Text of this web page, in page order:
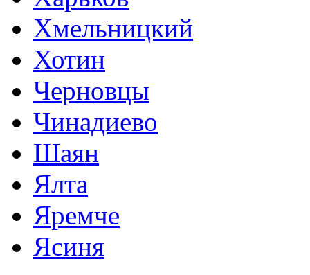
Хмельницкий
Хотин
Черновцы
Чинадиево
Шаян
Ялта
Яремче
Ясиня